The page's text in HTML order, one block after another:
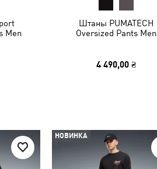
Men
Штаны PUMATECH
Oversized Pants Men
4 490,00 ₴
НОВИНКА